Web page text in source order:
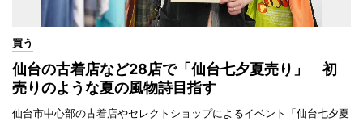
買う
仙台の古着店など28店で「仙台七夕夏売り」 初
売りのような夏の風物詩目指す
仙台市中心部の古着店やセレクトショップによるイベント「仙台七夕夏